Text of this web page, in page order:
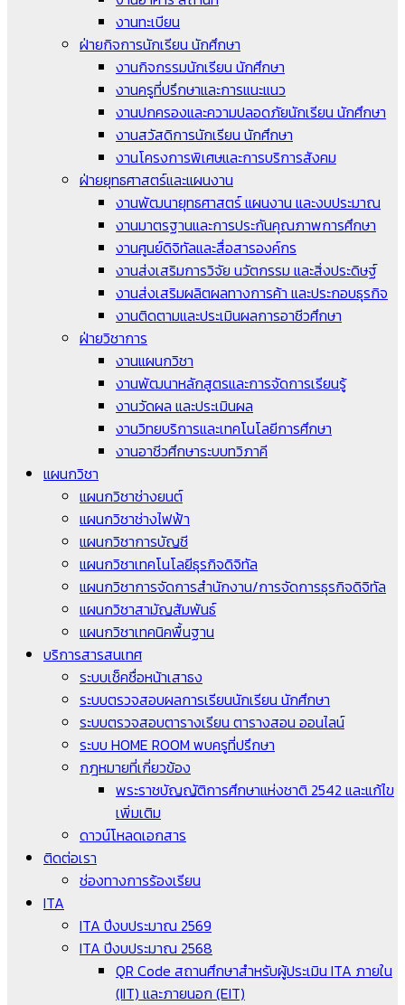
งานทะเบียน
ฝ่ายกิจการนักเรียน นักศึกษา
งานกิจกรรมนักเรียน นักศึกษา
งานครูที่ปรึกษาและการแนะแนว
งานปกครองและความปลอดภัยนักเรียน นักศึกษา
งานสวัสดิการนักเรียน นักศึกษา
งานโครงการพิเศษและการบริการสังคม
ฝ่ายยุทธศาสตร์และแผนงาน
งานพัฒนายุทธศาสตร์ แผนงาน และงบประมาณ
งานมาตรฐานและการประกันคุณภาพการศึกษา
งานศูนย์ดิจิทัลและสื่อสารองค์กร
งานส่งเสริมการวิจัย นวัตกรรม และสิ่งประดิษฐ์
งานส่งเสริมผลิตผลทางการค้า และประกอบธุรกิจ
งานติดตามและประเมินผลการอาชีวศึกษา
ฝ่ายวิชาการ
งานแผนกวิชา
งานพัฒนาหลักสูตรและการจัดการเรียนรู้
งานวัดผล และประเมินผล
งานวิทยบริการและเทคโนโลยีการศึกษา
งานอาชีวศึกษาระบบทวิภาคี
แผนกวิชา
แผนกวิชาช่างยนต์
แผนกวิชาช่างไฟฟ้า
แผนกวิชาการบัญชี
แผนกวิชาเทคโนโลยีธุรกิจดิจิทัล
แผนกวิชาการจัดการสำนักงาน/การจัดการธุรกิจดิจิทัล
แผนกวิชาสามัญสัมพันธ์
แผนกวิชาเทคนิคพื้นฐาน
บริการสารสนเทศ
ระบบเช็คชื่อหน้าเสาธง
ระบบตรวจสอบผลการเรียนนักเรียน นักศึกษา
ระบบตรวจสอบตารางเรียน ตารางสอน ออนไลน์
ระบบ HOME ROOM พบครูที่ปรึกษา
กฎหมายที่เกี่ยวข้อง
พระราชบัญญัติการศึกษาแห่งชาติ 2542 และแก้ไข
เพิ่มเติม
ดาวน์โหลดเอกสาร
ติดต่อเรา
ช่องทางการร้องเรียน
ITA
ITA ปีงบประมาณ 2569
ITA ปีงบประมาณ 2568
QR Code สถานศึกษาสำหรับผู้ประเมิน ITA ภายใน
(IIT) และภายนอก (EIT)